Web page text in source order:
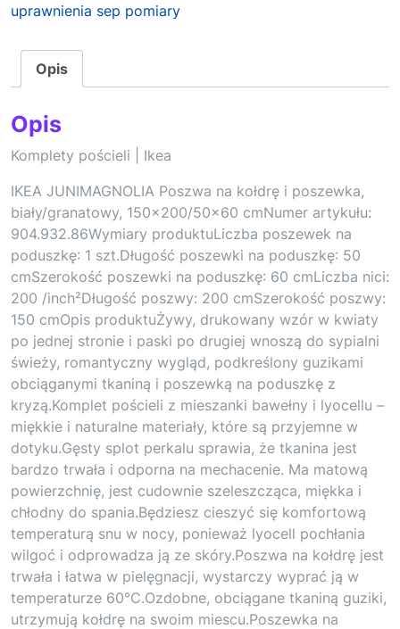
uprawnienia sep pomiary
Opis
Opis
Komplety pościeli | Ikea
IKEA JUNIMAGNOLIA Poszwa na kołdrę i poszewka,
biały/granatowy, 150×200/50×60 cmNumer artykułu:
904.932.86Wymiary produktuLiczba poszewek na
poduszkę: 1 szt.Długość poszewki na poduszkę: 50
cmSzerokość poszewki na poduszkę: 60 cmLiczba nici:
200 /inch²Długość poszwy: 200 cmSzerokość poszwy:
150 cmOpis produktuŻywy, drukowany wzór w kwiaty
po jednej stronie i paski po drugiej wnoszą do sypialni
świeży, romantyczny wygląd, podkreślony guzikami
obciąganymi tkaniną i poszewką na poduszkę z
kryzą.Komplet pościeli z mieszanki bawełny i lyocellu –
miękkie i naturalne materiały, które są przyjemne w
dotyku.Gęsty splot perkalu sprawia, że tkanina jest
bardzo trwała i odporna na mechacenie. Ma matową
powierzchnię, jest cudownie szeleszcząca, miękka i
chłodny do spania.Będziesz cieszyć się komfortową
temperaturą snu w nocy, ponieważ lyocell pochłania
wilgoć i odprowadza ją ze skóry.Poszwa na kołdrę jest
trwała i łatwa w pielęgnacji, wystarczy wyprać ją w
temperaturze 60°C.Ozdobne, obciągane tkaniną guziki,
utrzymują kołdrę na swoim miescu.Poszewka na